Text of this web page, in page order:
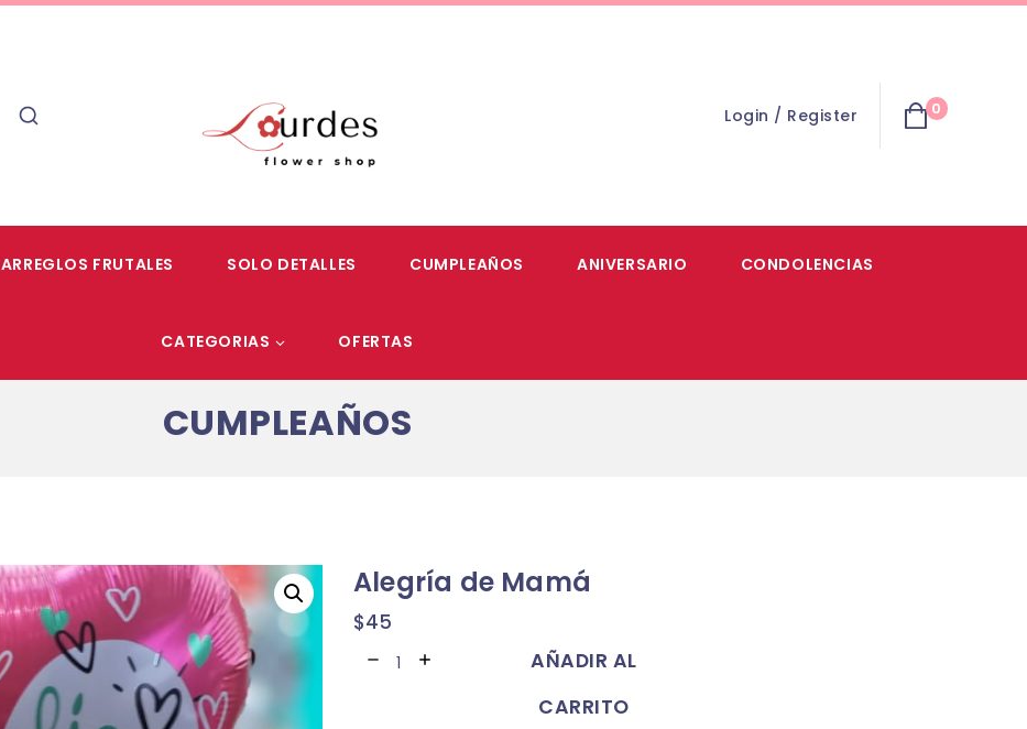
Login / Register 0
ARREGLOS FRUTALES SOLO DETALLES CUMPLEAÑOS ANIVERSARIO CONDOLENCIAS
CATEGORIAS OFERTAS
CUMPLEAÑOS
Alegría de Mamá
$45
AÑADIR AL
CARRITO